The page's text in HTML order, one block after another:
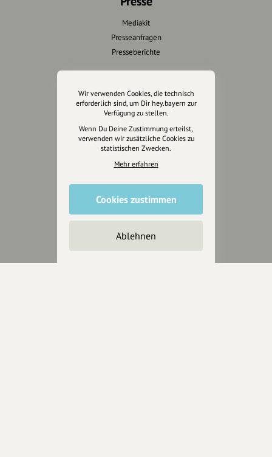
Mediakit
Presseanfragen
Presseberichte
Fotografie & mehr
Marketing
Design & Branding
Anakin Design
Unterstütze
unsere Plattform
hey.bayern ist ein Projekt von
Wir verwenden Cookies, die technisch
erforderlich sind, um Dir hey.bayern zur
Verfügung zu stellen.
Wenn Du Deine Zustimmung erteilst,
verwenden wir zusätzliche Cookies zu
statistischen Zwecken.
Mehr erfahren
Cookies zustimmen
Ablehnen